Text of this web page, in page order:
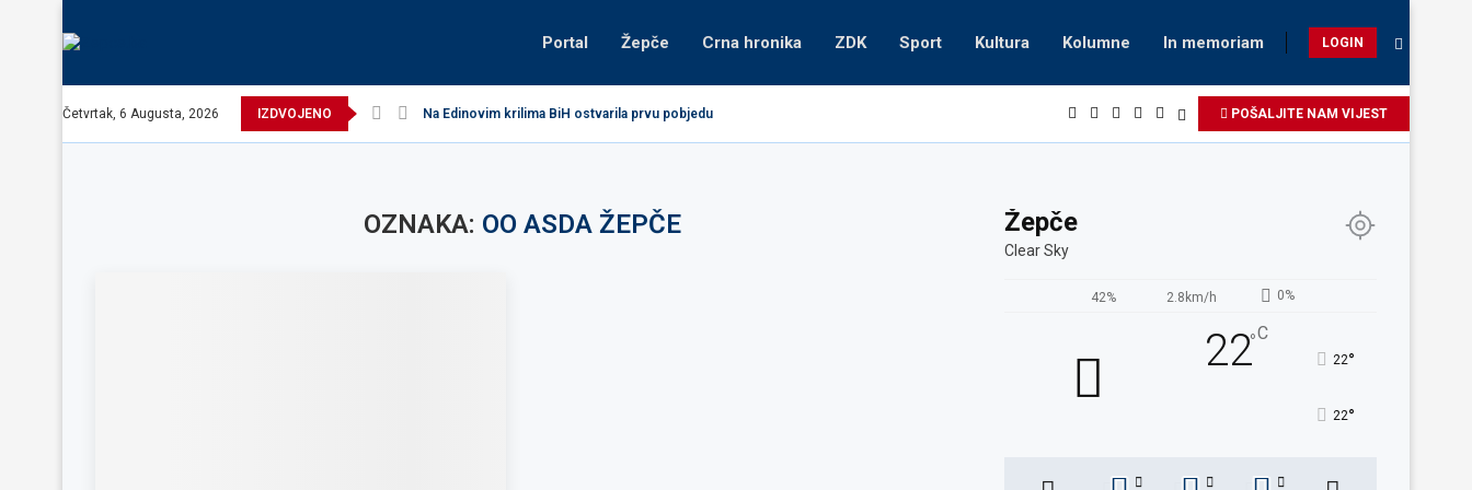
Portal Žepče Crna hronika ZDK Sport Kultura Kolumne In memoriam LOGIN
Četvrtak, 6 Augusta, 2026 IZDVOJENO Na Edinovim krilima BiH ostvarila prvu pobjedu POŠALJITE NAM VIJEST
OZNAKA: OO ASDA ŽEPČE Žepče
Clear Sky
42% 2.8km/h 0%
22°C
22°
22°